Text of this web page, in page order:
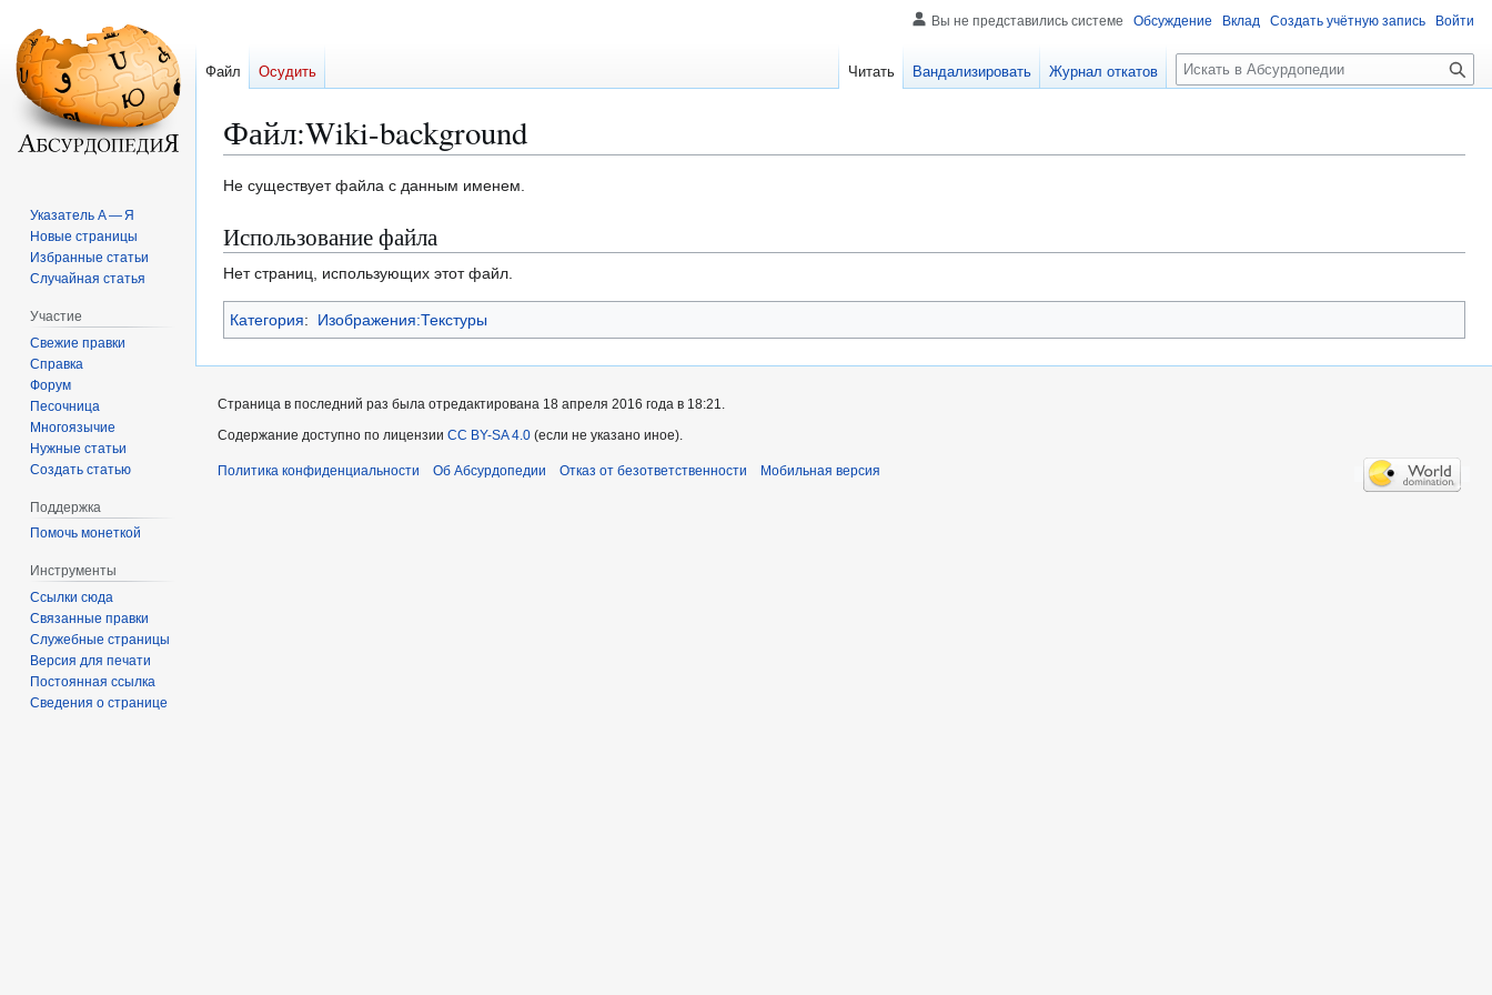
Файл:Wiki-background
Перейти
навигации
Перейти
поиску
Не существует файла с данным именем.
Использование файла
Нет страниц, использующих этот файл.
Категория: Изображения:Текстуры
Вы не представились системе Обсуждение Вклад Создать учётную запись Войти
Файл Осудить Читать Вандализировать Журнал откатов
П
о
к
Указатель А — Я
Новые страницы
Избранные статьи
Случайная статья
Участие
Свежие правки
Справка
Форум
Песочница
Многоязычие
Нужные статьи
Создать статью
Поддержка
Помочь монеткой
Инструменты
Ссылки сюда
Связанные правки
Служебные страницы
Версия для печати
Постоянная ссылка
Сведения о странице
Страница в последний раз была отредактирована 18 апреля 2016 года в 18:21.
Содержание доступно по лицензии CC BY-SA 4.0 (если не указано иное).
Политика конфиденциальности Об Абсурдопедии Отказ от безответственности Мобильная версия